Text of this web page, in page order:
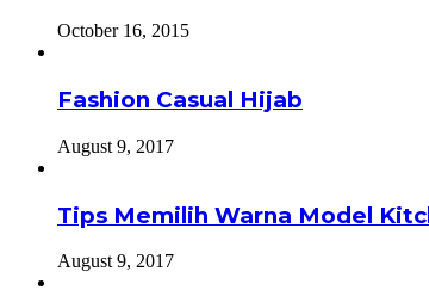
October 16, 2015
Fashion Casual Hijab
August 9, 2017
Tips Memilih Warna Model
August 9, 2017